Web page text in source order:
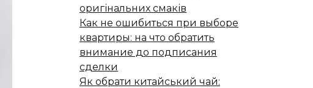
оригінальних смаків
Как не ошибиться при выборе
квартиры: на что обратить
внимание до подписания
сделки
Як обрати китайський чай: